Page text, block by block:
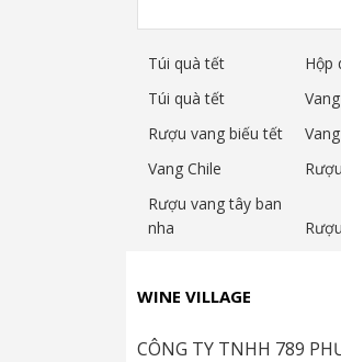
Túi quà tết Hộp
Túi quà tết
Rượu vang biếu tết
Vang Chile
Rượu vang tây ban
nha
WINE VILLAGE
CÔNG TY TNHH 789